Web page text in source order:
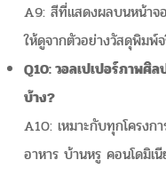
A9: สีที่แสดงผลบนหน้าจ
ให้ดูจากตัวอย่างวัสดุพิมพ์
Q10: วอลเปเปอร์ภาพศิ
บ้าง?
A10: เหมาะกับทุกโครงก
อาหาร บ้านหรู คอนโดมิ